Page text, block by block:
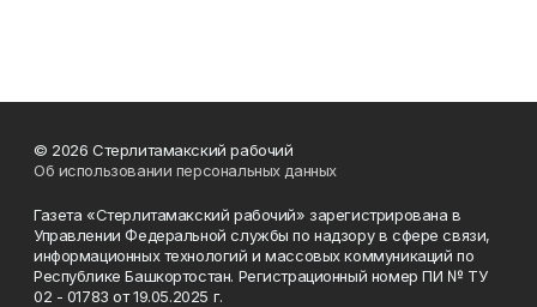
© 2026 Стерлитамакский рабочий
Об использовании персональных данных
Газета «Стерлитамакский рабочий» зарегистрирована в
Управлении Федеральной службы по надзору в сфере связи,
информационных технологий и массовых коммуникаций по
Республике Башкортостан. Регистрационный номер ПИ № ТУ
02 - 01783 от 19.05.2025 г.